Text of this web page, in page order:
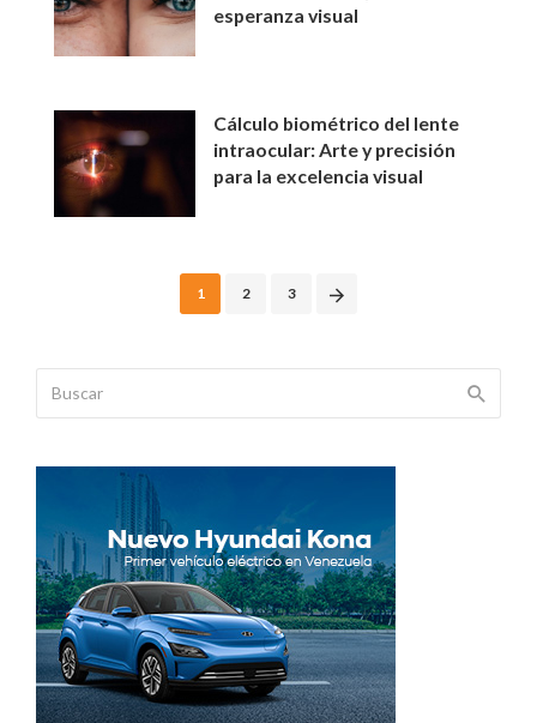
esperanza visual
Cálculo biométrico del lente
intraocular: Arte y precisión
para la excelencia visual
1 2 3